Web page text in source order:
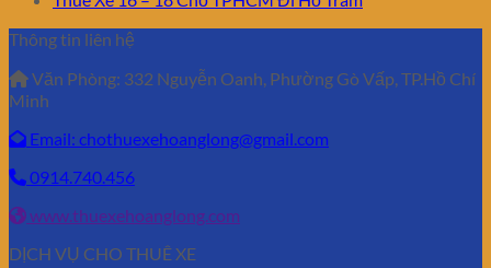
Thông tin liên hệ
Văn Phòng: 332 Nguyễn Oanh, Phường Gò Vấp, TP.Hồ Chí
Minh
Email: chothuexehoanglong@gmail.com
0914.740.456
www.thuexehoanglong.com
DỊCH VỤ CHO THUÊ XE